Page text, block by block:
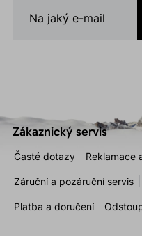
Zákaznický servis
Časté dotazy Reklamace
Záruční a pozáruční servis
Platba a doručení